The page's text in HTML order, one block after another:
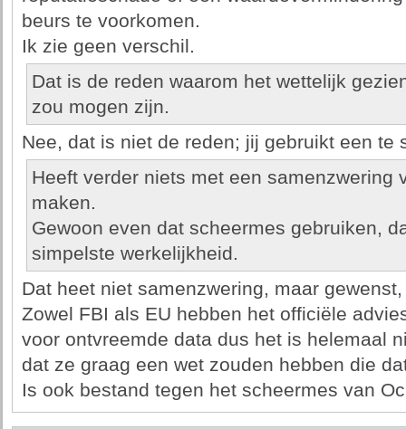
beurs te voorkomen.
Ik zie geen verschil.
Dat is de reden waarom het wettelijk
zou mogen zijn.
Nee, dat is niet de reden; jij gebruikt een te
Heeft verder niets met een samenzwering
maken.
Gewoon even dat scheermes gebruiken,
simpelste werkelijkheid.
Dat heet niet samenzwering, maar
Zowel FBI als EU hebben het officiële
voor ontvreemde data dus het is helemaal
dat ze graag een wet zouden hebben die
Is ook bestand tegen het scheermes van